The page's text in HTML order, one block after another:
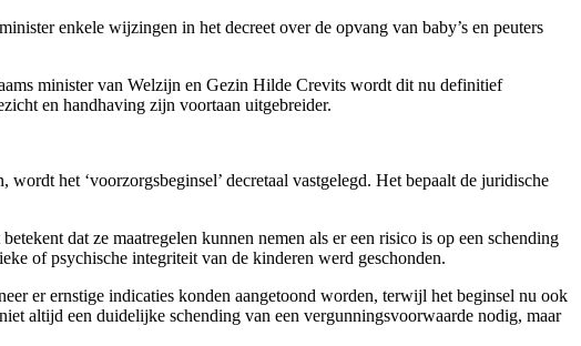
enkele wijzingen in het decreet over de opvang van baby’s en peuters
minister van Welzijn en Gezin Hilde Crevits wordt dit nu definitief
en handhaving zijn voortaan uitgebreider.
het ‘voorzorgsbeginsel’ decretaal vastgelegd. Het bepaalt de juridische
dat ze maatregelen kunnen nemen als er een risico is op een schending
of psychische integriteit van de kinderen werd geschonden.
er ernstige indicaties konden aangetoond worden, terwijl het beginsel nu ook
altijd een duidelijke schending van een vergunningsvoorwaarde nodig, maar